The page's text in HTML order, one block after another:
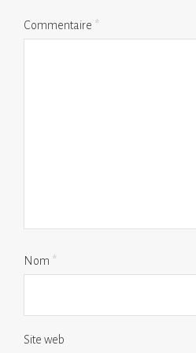
Commentaire *
Nom *
Site web